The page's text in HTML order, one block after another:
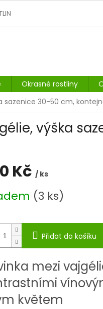
Okrasné rostliny
sazenice 30-50 cm,
výška
Kč / ks
(3 ks)
Přidat do košíku
mezi
květem